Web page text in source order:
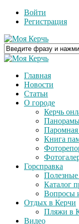
Войти
Регистрация
Главная
Новости
Статьи
О городе
Керчь
Паромная
Книга
Горсправка
Каталог
Вопросы
Отдых в Керчи
Пляжи в
Видео